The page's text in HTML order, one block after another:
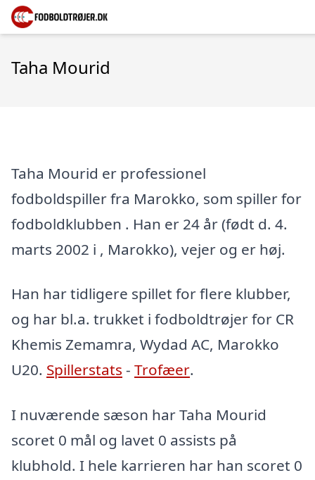
Taha Mourid
Taha Mourid er professionel
fodboldspiller fra Marokko, som spiller for
fodboldklubben . Han er 24 år (født d. 4.
marts 2002 i , Marokko), vejer og er høj.
Han har tidligere spillet for flere klubber,
og har bl.a. trukket i fodboldtrøjer for CR
Khemis Zemamra, Wydad AC, Marokko
U20. Spillerstats - Trofæer.
I nuværende sæson har Taha Mourid
scoret 0 mål og lavet 0 assists på
klubhold. I hele karrieren har han scoret 0